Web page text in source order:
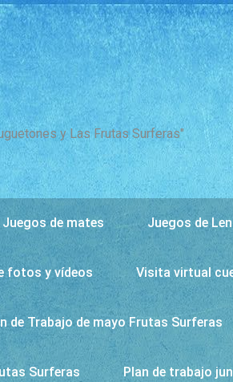
y Las Frutas Surferas"
Juegos de mates Juegos de
fotos y vídeos Visita virtual
de Trabajo de mayo Frutas Surferas
Surferas Plan de trabajo